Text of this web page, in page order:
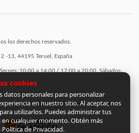
los derechos reservados.
-13, 44195 Teruel, España
10:00 a 14:00 / 17:00 a 20:00, Sábados:
semánticas a la web subvencionadas por:
cookies
datos personales para personalizar
en nuestro sitio. Al aceptar, nos
utilizarlos. Puedes administrar tus
en cualquier momento. Obtén más
de Privacidad.